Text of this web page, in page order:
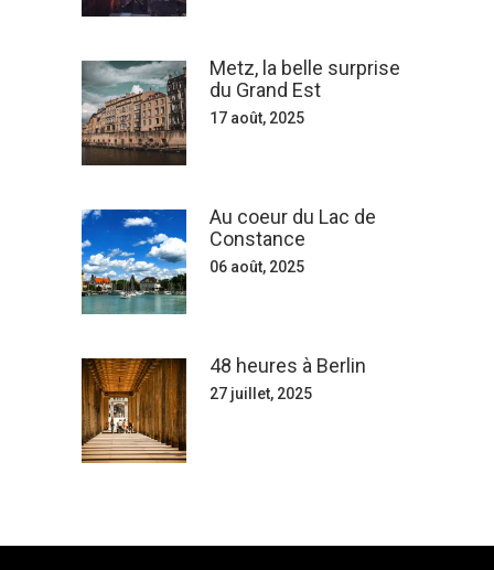
Metz, la belle surprise
du Grand Est
17 août, 2025
Au coeur du Lac de
Constance
06 août, 2025
48 heures à Berlin
27 juillet, 2025